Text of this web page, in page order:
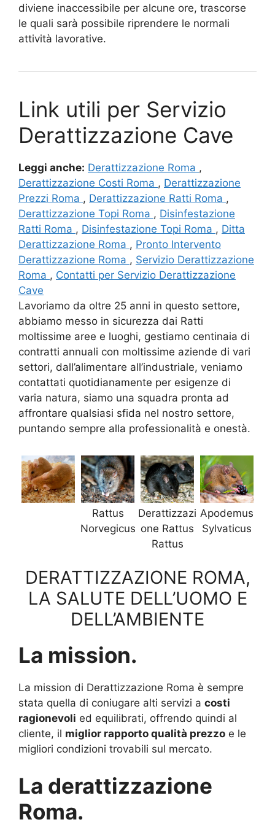
diviene inaccessibile per alcune ore, trascorse
le quali sarà possibile riprendere le normali
attività lavorative.
Link utili per Servizio
Derattizzazione Cave
Leggi anche: Derattizzazione Roma ,
Derattizzazione Costi Roma , Derattizzazione
Prezzi Roma , Derattizzazione Ratti Roma ,
Derattizzazione Topi Roma , Disinfestazione
Ratti Roma , Disinfestazione Topi Roma , Ditta
Derattizzazione Roma , Pronto Intervento
Derattizzazione Roma , Servizio Derattizzazione
Roma , Contatti per Servizio Derattizzazione
Cave
Lavoriamo da oltre 25 anni in questo settore,
abbiamo messo in sicurezza dai Ratti
moltissime aree e luoghi, gestiamo centinaia di
contratti annuali con moltissime aziende di vari
settori, dall’alimentare all’industriale, veniamo
contattati quotidianamente per esigenze di
varia natura, siamo una squadra pronta ad
affrontare qualsiasi sfida nel nostro settore,
puntando sempre alla professionalità e onestà.
Rattus
Norvegicus
Derattizzazi
one Rattus
Rattus
Apodemus
Sylvaticus
DERATTIZZAZIONE ROMA,
LA SALUTE DELL’UOMO E
DELL’AMBIENTE
La mission.
La mission di Derattizzazione Roma è sempre
stata quella di coniugare alti servizi a costi
ragionevoli ed equilibrati, offrendo quindi al
cliente, il miglior rapporto qualità prezzo e le
migliori condizioni trovabili sul mercato.
La derattizzazione
Roma.